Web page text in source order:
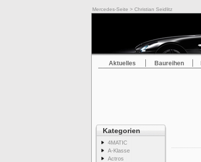
Mercedes-Seite > Christian Seidlitz
Aktuelles Baureihen
Kategorien
4MATIC
A-Klasse
Actros